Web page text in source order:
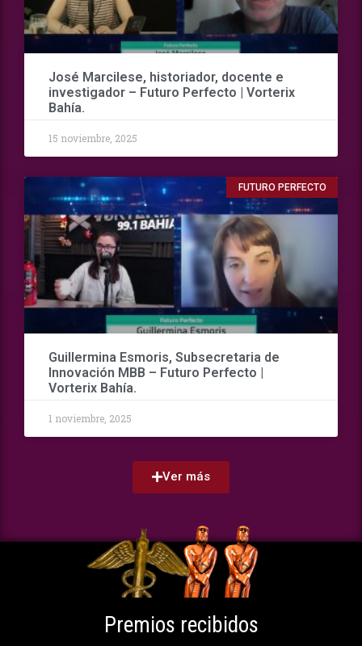
José Marcilese, historiador, docente e
investigador – Futuro Perfecto | Vorterix
Bahía.
15 noviembre, 2025
FUTURO PERFECTO
Guillermina Esmoris, Subsecretaria de
Innovación MBB – Futuro Perfecto |
Vorterix Bahía.
1 noviembre, 2025
Ver más
Premios recibidos